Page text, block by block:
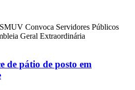
Convoca Servidores Públicos
Geral Extraordinária
de pátio de posto em